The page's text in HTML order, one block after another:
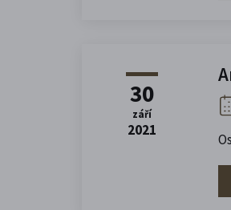
30
září
2021